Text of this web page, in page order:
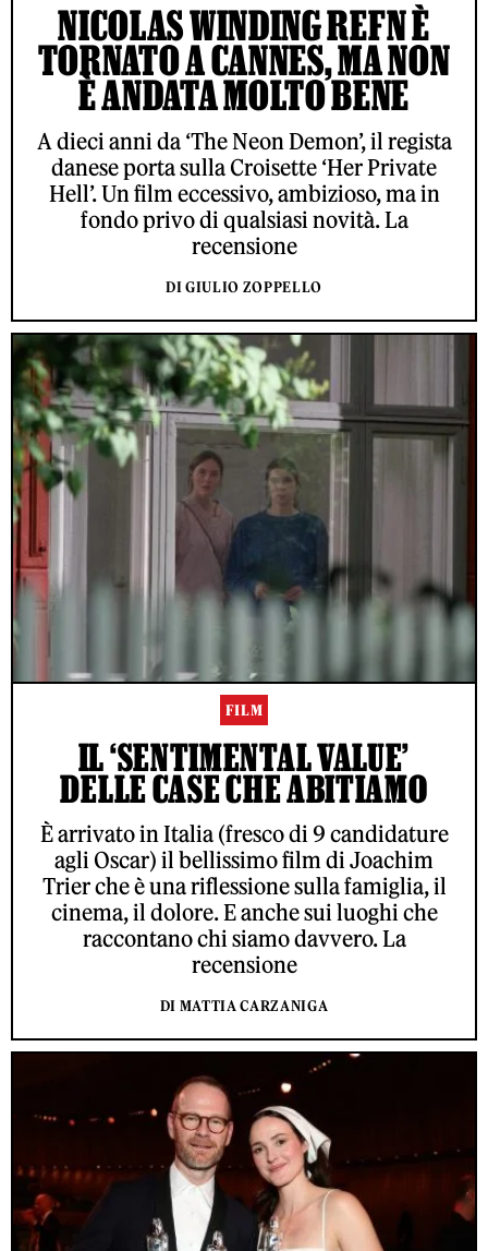
NICOLAS WINDING REFN È
TORNATO A CANNES, MA NON
È ANDATA MOLTO BENE
A dieci anni da ‘The Neon Demon’, il regista
danese porta sulla Croisette ‘Her Private
Hell’. Un film eccessivo, ambizioso, ma in
fondo privo di qualsiasi novità. La
recensione
DI GIULIO ZOPPELLO
FILM
IL ‘SENTIMENTAL VALUE’
DELLE CASE CHE ABITIAMO
È arrivato in Italia (fresco di 9 candidature
agli Oscar) il bellissimo film di Joachim
Trier che è una riflessione sulla famiglia, il
cinema, il dolore. E anche sui luoghi che
raccontano chi siamo davvero. La
recensione
DI MATTIA CARZANIGA